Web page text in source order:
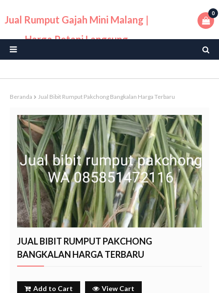
Jual Rumput Gajah Mini Malang |
Harga Petani Langsung
0
Beranda Jual Bibit Rumput Pakchong Bangkalan Harga Terbaru
JUAL BIBIT RUMPUT PAKCHONG
BANGKALAN HARGA TERBARU
Add to Cart View Cart